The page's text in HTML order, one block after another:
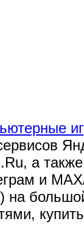
а
и
на